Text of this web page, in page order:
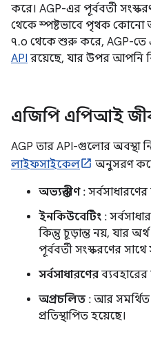
করে। AGP-এর পূর্ববর্তী
থেকে স্পষ্টভাবে পৃথক কোনো
৭.০ থেকে শুরু করে, AGP-
API রয়েছে, যার উপর আপনি
এজিপি এপিআই
AGP তার API-গুলোর অবস্থা
লাইফসাইকেল
অনুসরণ
অভ্যন্তরীণ:
ইনকিউবেটিং :
কিন্তু চূড়ান্ত নয়, যার
পূর্ববর্তী সংস্করণের
সর্বসাধারণের
অপ্রচলিত : আর সমর্থিত
প্রতিস্থাপিত হয়েছে।